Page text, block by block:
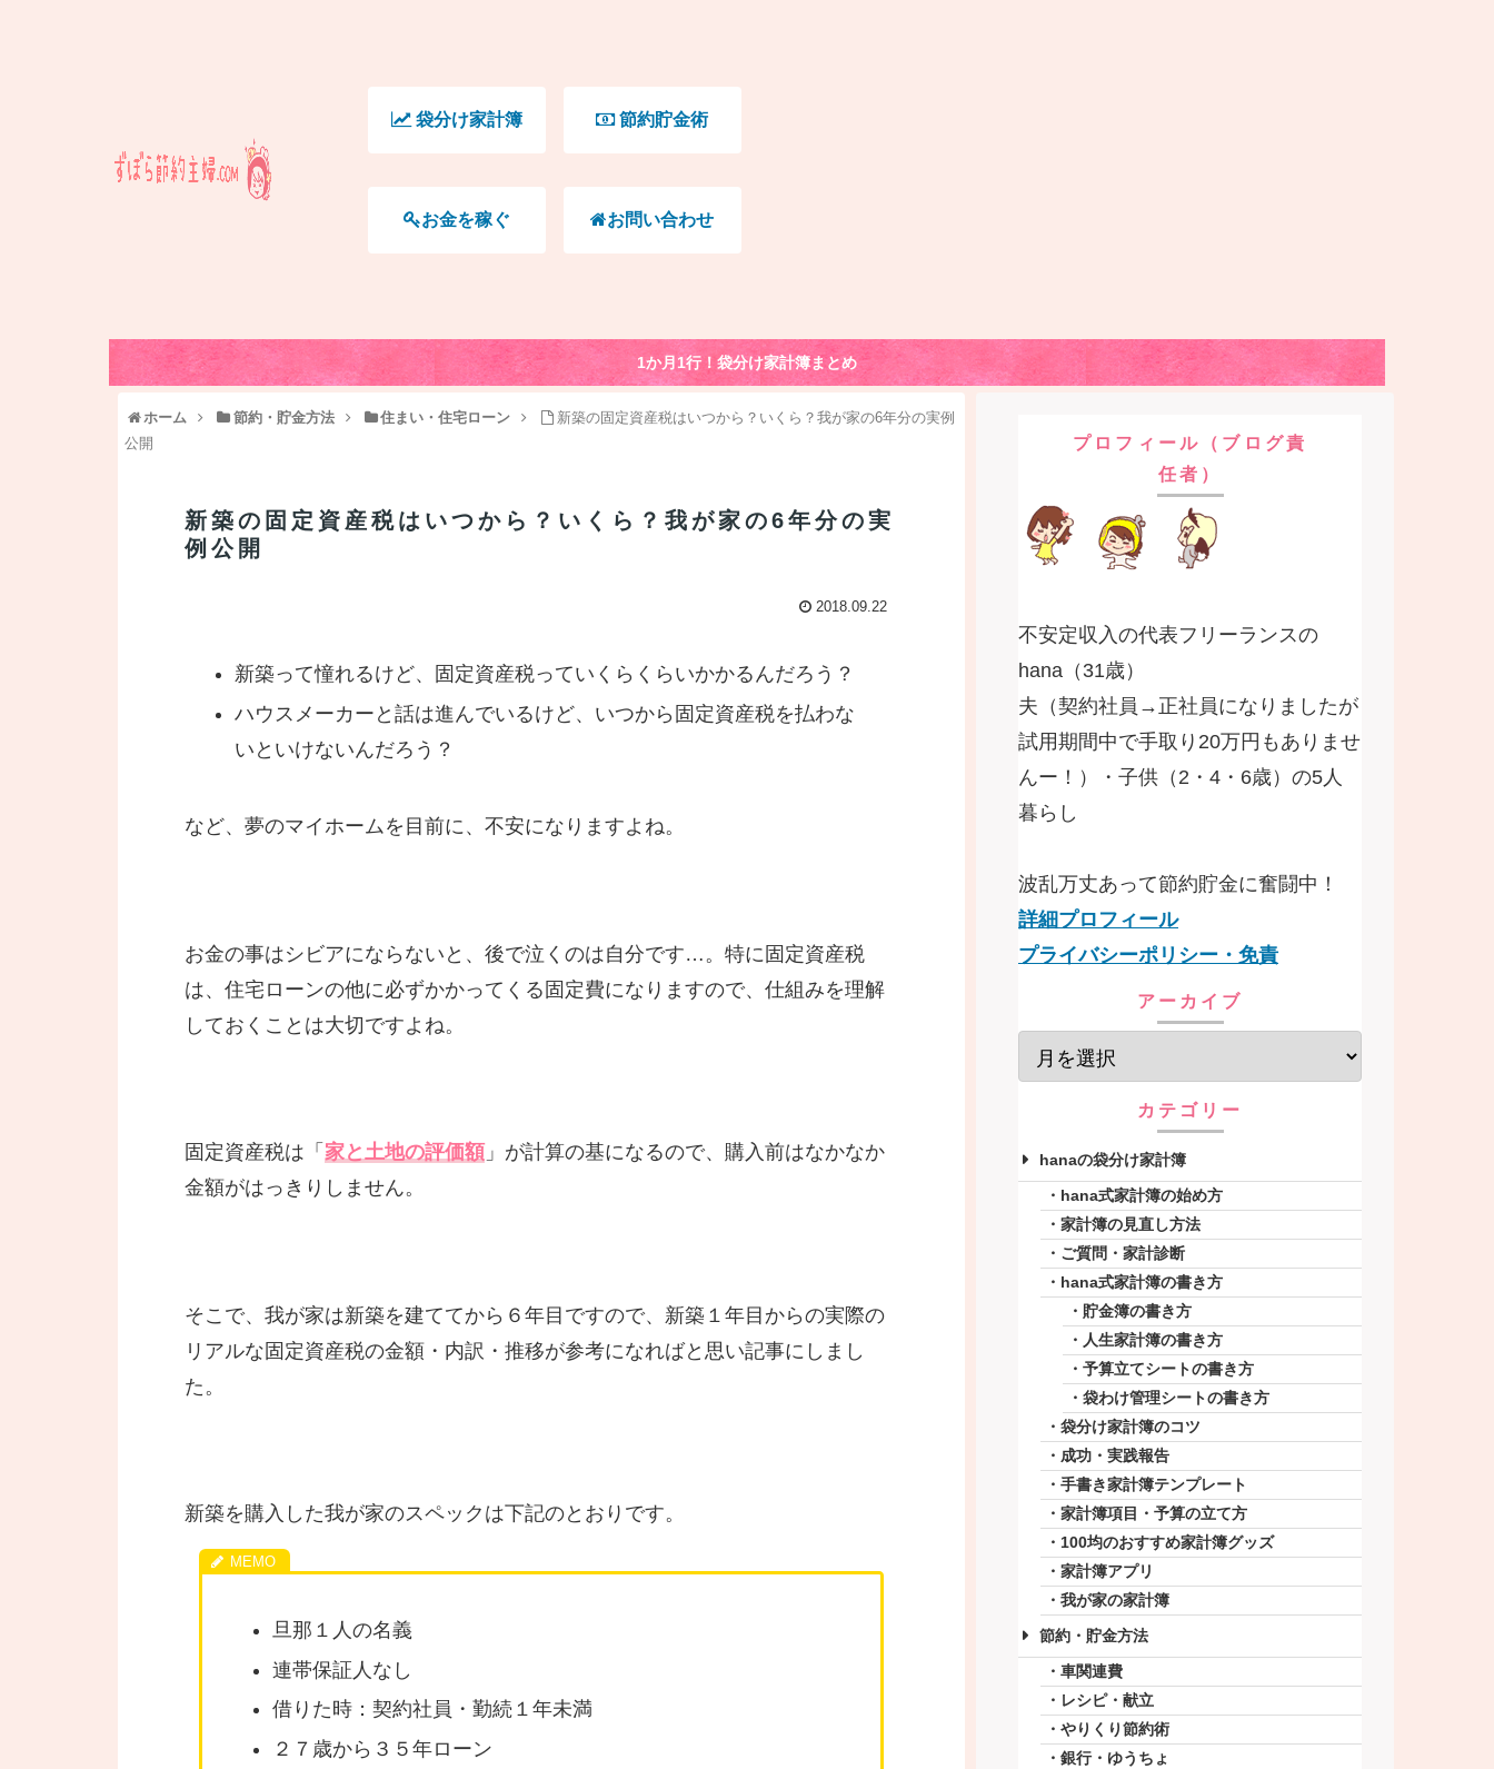
袋分け家計簿 節約貯金術
お金を稼ぐ お問い合わせ
1か月1行！袋分け家計簿まとめ
ホーム 節約・貯金方法 住まい・住宅ローン
新築の固定資産税はいつから？いくら？我が家の6年分の実例
公開
新築の固定資産税はいつから？いくら？我が家の6年分の実
例公開
2018.09.22
新築って憧れるけど、固定資産税っていくらくらいかかるんだろう？
ハウスメーカーと話は進んでいるけど、いつから固定資産税を払わな
いといけないんだろう？
など、夢のマイホームを目前に、不安になりますよね。
お金の事はシビアにならないと、後で泣くのは自分です…。特に固定資産税
は、住宅ローンの他に必ずかかってくる固定費になりますので、仕組みを理解
しておくことは大切ですよね。
固定資産税は「家と土地の評価額 」が計算の基になるので、購入前はなかなか
金額がはっきりしません。
そこで、我が家は新築を建ててから６年目ですので、新築１年目からの実際の
リアルな固定資産税の金額・内訳・推移が参考になればと思い記事にしまし
た。
新築を購入した我が家のスペックは下記のとおりです。
旦那１人の名義
連帯保証人なし
借りた時：契約社員・勤続１年未満
２７歳から３５年ローン
プロフィール（ブログ責
任者）
不安定収入の代表フリーランスの
hana（31歳）
夫（契約社員→正社員になりましたが
試用期間中で手取り20万円もありませ
んー！）・子供（2・4・6歳）の5人
暮らし
波乱万丈あって節約貯金に奮闘中！
詳細プロフィール
プライバシーポリシー・免責
アーカイブ
カテゴリー
hanaの袋分け家計簿
hana式家計簿の始め方
家計簿の見直し方法
ご質問・家計診断
hana式家計簿の書き方
貯金簿の書き方
人生家計簿の書き方
予算立てシートの書き方
袋わけ管理シートの書き方
袋分け家計簿のコツ
成功・実践報告
手書き家計簿テンプレート
家計簿項目・予算の立て方
100均のおすすめ家計簿グッズ
家計簿アプリ
我が家の家計簿
節約・貯金方法
車関連費
レシピ・献立
やりくり節約術
銀行・ゆうちょ